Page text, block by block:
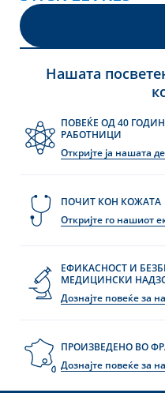
Нашата
ПОВЕЌЕ ОД 40
РАБОТНИЦИ
Откријте ја нашата
ПОЧИТ КОН КОЖАТА
Откријте го нашиот
ЕФИКАСНОСТ И
МЕДИЦИНСКИ
Дознајте повеќе за
ПРОИЗВЕДЕНО ВО
Дознајте повеќе за